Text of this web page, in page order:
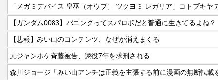
「メガミデバイス 皇巫（オウブ） ツクヨミ レガリア」コトブキ
【ガンダム0083】バニングってスパロボだと普通に生きてるよね？
【悲報】みい山のコンテンツ、なぜか消えまくる
元ジャンポケ斉藤被告、懲役7年を求刑される
森川ジョージ「みい山アンチは正義を主張する前に漫画の無断転